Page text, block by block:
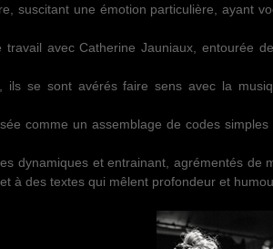
suscitant une émotion particulière, ayant
travail avec Catherine Jauniaux, entourée
ils se sont avérés faire sens avec la
comme un assemblage de codes
dynamiques et entrainant, agrémentés de
à des textes qui mêlent profondeur et